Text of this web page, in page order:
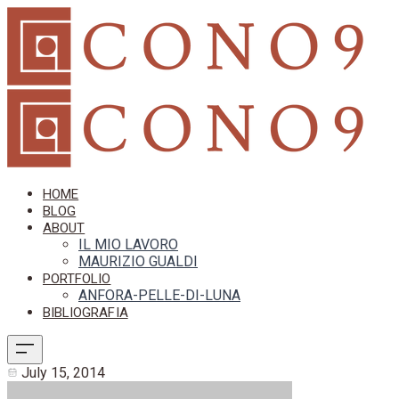
HOME
BLOG
ABOUT
IL MIO LAVORO
MAURIZIO GUALDI
PORTFOLIO
ANFORA-PELLE-DI-LUNA
BIBLIOGRAFIA
July 15, 2014